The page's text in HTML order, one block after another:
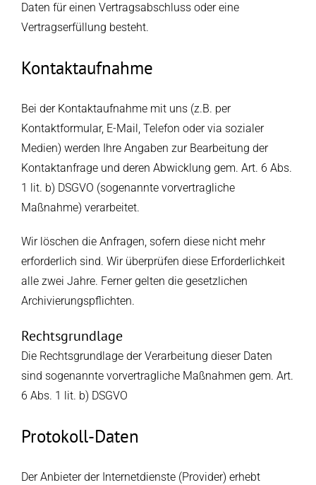
Daten für einen Vertragsabschluss oder eine
Vertragserfüllung besteht.
Kontaktaufnahme
Bei der Kontaktaufnahme mit uns (z.B. per
Kontaktformular, E-Mail, Telefon oder via sozialer
Medien) werden Ihre Angaben zur Bearbeitung der
Kontaktanfrage und deren Abwicklung gem. Art. 6 Abs.
1 lit. b) DSGVO (sogenannte vorvertragliche
Maßnahme) verarbeitet.
Wir löschen die Anfragen, sofern diese nicht mehr
erforderlich sind. Wir überprüfen diese Erforderlichkeit
alle zwei Jahre. Ferner gelten die gesetzlichen
Archivierungspflichten.
Rechtsgrundlage
Die Rechtsgrundlage der Verarbeitung dieser Daten
sind sogenannte vorvertragliche Maßnahmen gem. Art.
6 Abs. 1 lit. b) DSGVO
Protokoll-Daten
Der Anbieter der Internetdienste (Provider) erhebt